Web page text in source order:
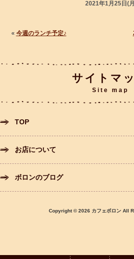
2021年1月25日(
« 今週のランチ予定♪
サイトマ
Site map
TOP
お店について
ボロンのブログ
Copyright © 2026 カフェボロン All